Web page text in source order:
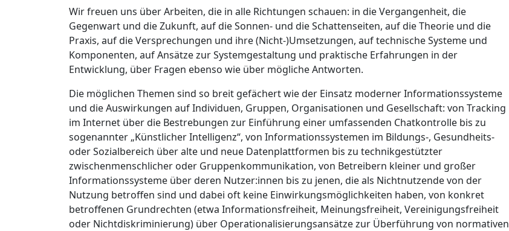
Wir freuen uns über Arbeiten, die in alle Richtungen schauen: in die Vergangenheit, die
Gegenwart und die Zukunft, auf die Sonnen- und die Schattenseiten, auf die Theorie und die
Praxis, auf die Versprechungen und ihre (Nicht-)Umsetzungen, auf technische Systeme und
Komponenten, auf Ansätze zur Systemgestaltung und praktische Erfahrungen in der
Entwicklung, über Fragen ebenso wie über mögliche Antworten.
Die möglichen Themen sind so breit gefächert wie der Einsatz moderner Informationssysteme
und die Auswirkungen auf Individuen, Gruppen, Organisationen und Gesellschaft: von Tracking
im Internet über die Bestrebungen zur Einführung einer umfassenden Chatkontrolle bis zu
sogenannter „Künstlicher Intelligenz“, von Informationssystemen im Bildungs-, Gesundheits-
oder Sozialbereich über alte und neue Datenplattformen bis zu technikgestützter
zwischenmenschlicher oder Gruppenkommunikation, von Betreibern kleiner und großer
Informationssysteme über deren Nutzer:innen bis zu jenen, die als Nichtnutzende von der
Nutzung betroffen sind und dabei oft keine Einwirkungsmöglichkeiten haben, von konkret
betroffenen Grundrechten (etwa Informationsfreiheit, Meinungsfreiheit, Vereinigungsfreiheit
oder Nichtdiskriminierung) über Operationalisierungsansätze zur Überführung von normativen